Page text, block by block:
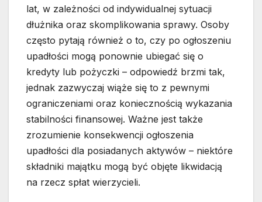
lat, w zależności od indywidualnej sytuacji
dłużnika oraz skomplikowania sprawy. Osoby
często pytają również o to, czy po ogłoszeniu
upadłości mogą ponownie ubiegać się o
kredyty lub pożyczki – odpowiedź brzmi tak,
jednak zazwyczaj wiąże się to z pewnymi
ograniczeniami oraz koniecznością wykazania
stabilności finansowej. Ważne jest także
zrozumienie konsekwencji ogłoszenia
upadłości dla posiadanych aktywów – niektóre
składniki majątku mogą być objęte likwidacją
na rzecz spłat wierzycieli.